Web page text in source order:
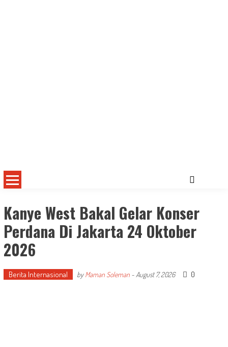
Kanye West Bakal Gelar Konser
Perdana Di Jakarta 24 Oktober
2026
Berita Internasional byMaman Soleman-August 7, 2026 0